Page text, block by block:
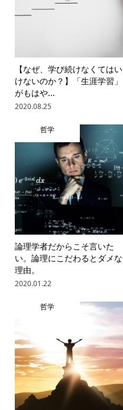
【なぜ、学び続けなくてはい
けないのか？】「生涯学習」
がもはや...
2020.08.25
哲学
論理学者だからこそ言いた
い。論理にこだわるとダメな
理由。
2020.01.22
哲学